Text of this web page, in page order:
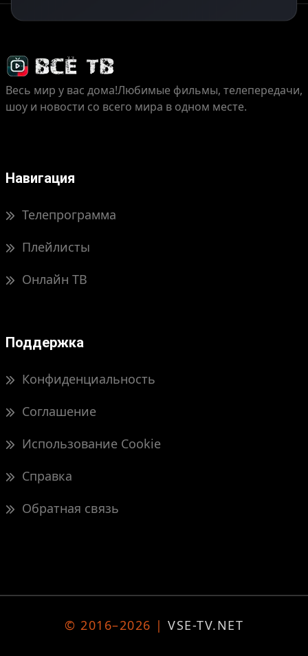
Весь мир у вас дома!Любимые фильмы, телепередачи,
шоу и новости со всего мира в одном месте.
Навигация
Телепрограмма
Плейлисты
Онлайн ТВ
Поддержка
Конфиденциальность
Соглашение
Использование Cookie
Справка
Обратная связь
© 2016–2026 | VSE-TV.NET